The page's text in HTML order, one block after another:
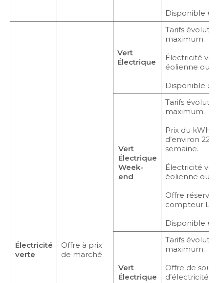
Disponible
Électricité
verte
Offre à prix
de marché
Vert
Électrique
Tarifs
maximum.
Électricité
éolienne ou
Disponible
Vert
Électrique
Week-
end
Tarifs
maximum.
Prix du kWh
d’environ 22
semaine.
Électricité
éolienne ou
Offre
compteur
Disponible
Vert
Électrique
Tarifs
maximum.
Offre de
d’électricité